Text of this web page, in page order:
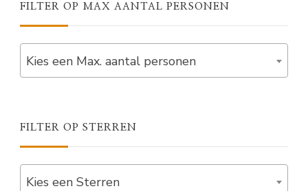
FILTER OP MAX AANTAL PERSONEN
Kies een Max. aantal personen
FILTER OP STERREN
Kies een Sterren